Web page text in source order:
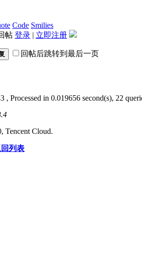
Code Smilies
帖 登录 | 立即注册
回帖后跳转到最后一页
, Processed in 0.019656 second(s), 22
Tencent Cloud.
列表